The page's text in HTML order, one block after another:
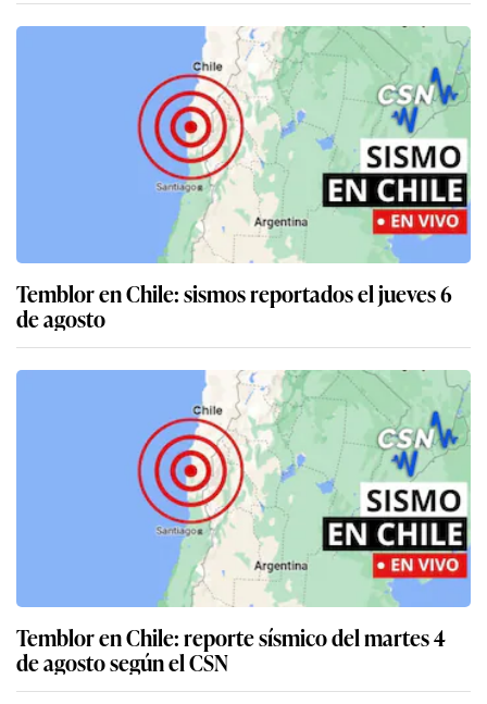
Temblor en Chile: sismos reportados el jueves 6
de agosto
Temblor en Chile: reporte sísmico del martes 4
de agosto según el CSN